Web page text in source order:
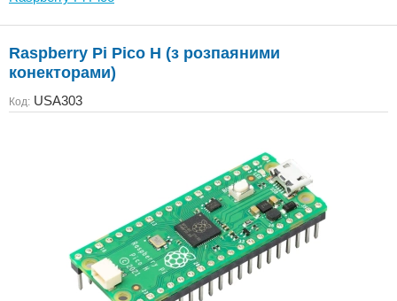
Raspberry Pi Pico H (з розпаяними
конекторами)
Код: USA303